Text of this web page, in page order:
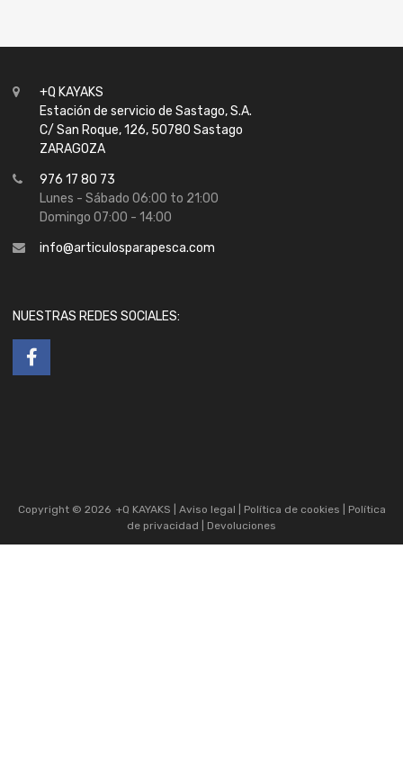
+Q KAYAKS
Estación de servicio de Sastago, S.A.
C/ San Roque, 126, 50780 Sastago
ZARAGOZA
976 17 80 73
Lunes - Sábado 06:00 to 21:00
Domingo 07:00 - 14:00
info@articulosparapesca.com
NUESTRAS REDES SOCIALES:
Copyright © 2026 +Q KAYAKS | Aviso legal Política de cookies
Política
de privacidad
Devoluciones